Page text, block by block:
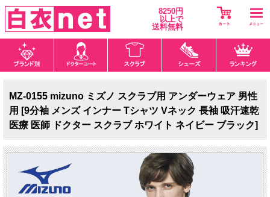
8250円
以上で
送料無料
MZ-0155 mizuno ミズノ スクラブ用 アンダーウェア 男性
用 [9分袖 メンズ インナー Tシャツ Vネック 長袖 吸汗速乾
医療 医師 ドクター スクラブ ホワイト ネイビー ブラック]